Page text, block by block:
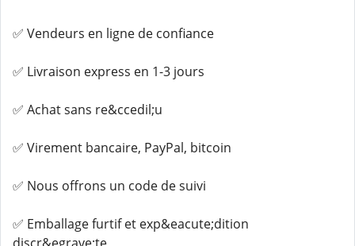
✅ Vendeurs en ligne de confiance
✅ Livraison express en 1-3 jours
✅ Achat sans re&ccedil;u
✅ Virement bancaire, PayPal, bitcoin
✅ Nous offrons un code de suivi
✅ Emballage furtif et exp&eacute;dition